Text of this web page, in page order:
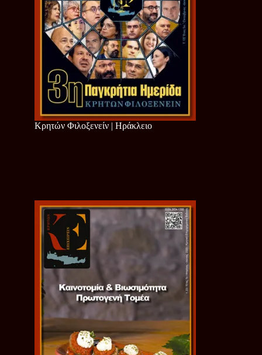
Κρητών Φιλοξενείν | Ηράκλειο